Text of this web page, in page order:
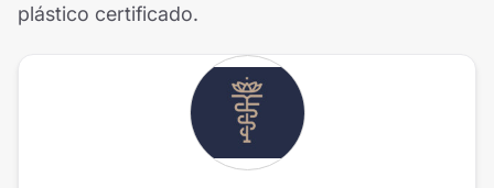
plástico certificado.